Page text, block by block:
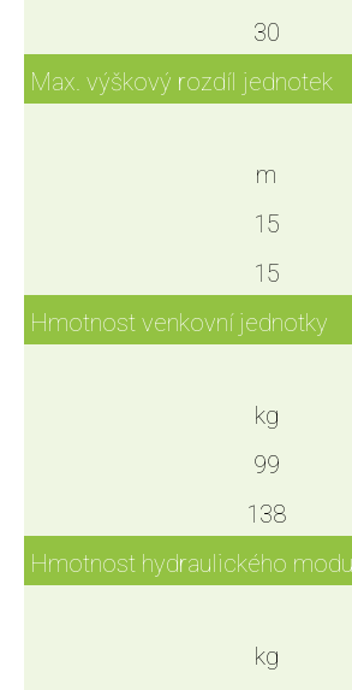
30
Max. výškový rozdíl jednotek
m
15
15
Hmotnost venkovní jednotky
kg
99
138
Hmotnost hydraulického
kg